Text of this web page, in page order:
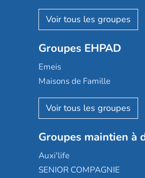
Nohée
Les Résidentiels
Mobicap
Domusvi
Happy Senior
Aquarelia
Nexity edenea
Les jardins d'Arcadie
Occitalia
Appartseniors
Groupes EHPAD
Emeis
Maisons de Famille
Korian
Emera
Groupe SOS
Le Noble Âge
Almage
Groupes maintien à
Auxi'life
SENIOR COMPAGNIE